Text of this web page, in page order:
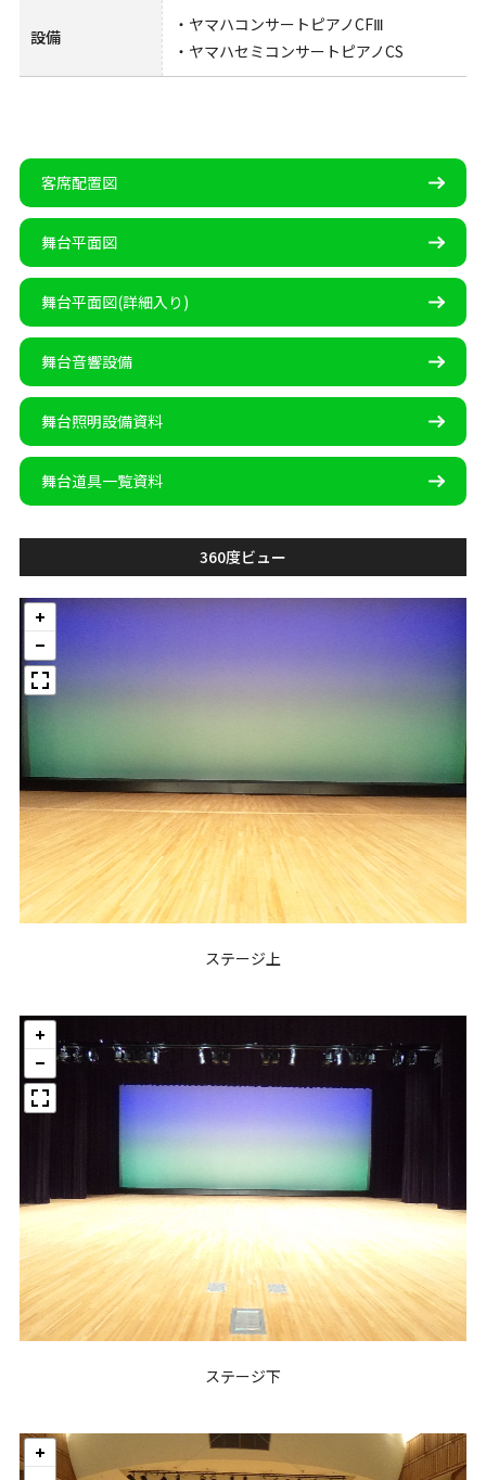
設備
・ヤマハコンサートピアノCFⅢ
・ヤマハセミコンサートピアノCS
客席配置図
舞台平面図
舞台平面図(詳細入り)
舞台音響設備
舞台照明設備資料
舞台道具一覧資料
360度ビュー
ステージ上
ステージ下